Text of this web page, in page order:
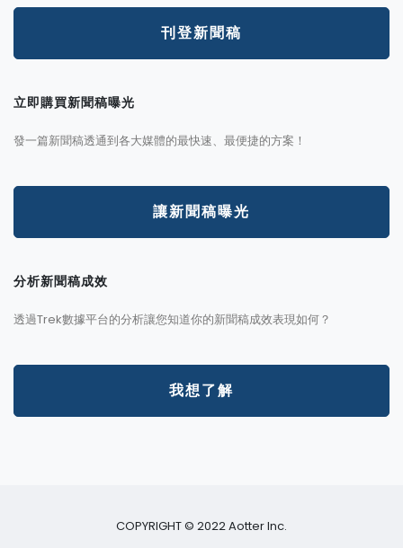
刊登新聞稿
立即購買新聞稿曝光
發一篇新聞稿透通到各大媒體的最快速、最便捷的方案！
讓新聞稿曝光
分析新聞稿成效
透過Trek數據平台的分析讓您知道你的新聞稿成效表現如何？
我想了解
COPYRIGHT © 2022 Aotter Inc.